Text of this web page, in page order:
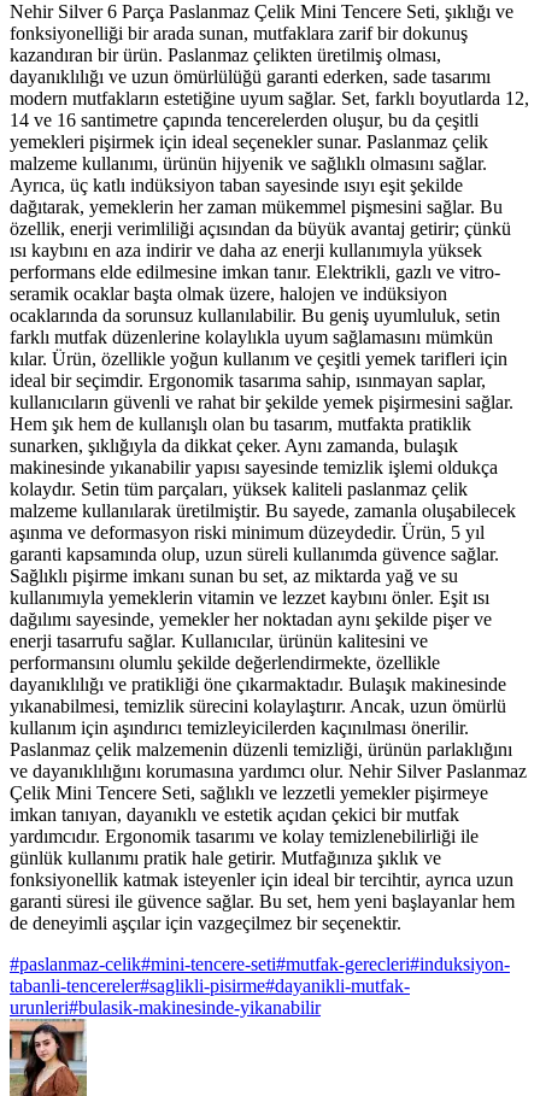
Nehir Silver 6 Parça Paslanmaz Çelik Mini Tencere Seti, şıklığı ve
fonksiyonelliği bir arada sunan, mutfaklara zarif bir dokunuş
kazandıran bir ürün. Paslanmaz çelikten üretilmiş olması,
dayanıklılığı ve uzun ömürlülüğü garanti ederken, sade tasarımı
modern mutfakların estetiğine uyum sağlar. Set, farklı boyutlarda 12,
14 ve 16 santimetre çapında tencerelerden oluşur, bu da çeşitli
yemekleri pişirmek için ideal seçenekler sunar. Paslanmaz çelik
malzeme kullanımı, ürünün hijyenik ve sağlıklı olmasını sağlar.
Ayrıca, üç katlı indüksiyon taban sayesinde ısıyı eşit şekilde
dağıtarak, yemeklerin her zaman mükemmel pişmesini sağlar. Bu
özellik, enerji verimliliği açısından da büyük avantaj getirir; çünkü
ısı kaybını en aza indirir ve daha az enerji kullanımıyla yüksek
performans elde edilmesine imkan tanır. Elektrikli, gazlı ve vitro-
seramik ocaklar başta olmak üzere, halojen ve indüksiyon
ocaklarında da sorunsuz kullanılabilir. Bu geniş uyumluluk, setin
farklı mutfak düzenlerine kolaylıkla uyum sağlamasını mümkün
kılar. Ürün, özellikle yoğun kullanım ve çeşitli yemek tarifleri için
ideal bir seçimdir. Ergonomik tasarıma sahip, ısınmayan saplar,
kullanıcıların güvenli ve rahat bir şekilde yemek pişirmesini sağlar.
Hem şık hem de kullanışlı olan bu tasarım, mutfakta pratiklik
sunarken, şıklığıyla da dikkat çeker. Aynı zamanda, bulaşık
makinesinde yıkanabilir yapısı sayesinde temizlik işlemi oldukça
kolaydır. Setin tüm parçaları, yüksek kaliteli paslanmaz çelik
malzeme kullanılarak üretilmiştir. Bu sayede, zamanla oluşabilecek
aşınma ve deformasyon riski minimum düzeydedir. Ürün, 5 yıl
garanti kapsamında olup, uzun süreli kullanımda güvence sağlar.
Sağlıklı pişirme imkanı sunan bu set, az miktarda yağ ve su
kullanımıyla yemeklerin vitamin ve lezzet kaybını önler. Eşit ısı
dağılımı sayesinde, yemekler her noktadan aynı şekilde pişer ve
enerji tasarrufu sağlar. Kullanıcılar, ürünün kalitesini ve
performansını olumlu şekilde değerlendirmekte, özellikle
dayanıklılığı ve pratikliği öne çıkarmaktadır. Bulaşık makinesinde
yıkanabilmesi, temizlik sürecini kolaylaştırır. Ancak, uzun ömürlü
kullanım için aşındırıcı temizleyicilerden kaçınılması önerilir.
Paslanmaz çelik malzemenin düzenli temizliği, ürünün parlaklığını
ve dayanıklılığını korumasına yardımcı olur. Nehir Silver Paslanmaz
Çelik Mini Tencere Seti, sağlıklı ve lezzetli yemekler pişirmeye
imkan tanıyan, dayanıklı ve estetik açıdan çekici bir mutfak
yardımcıdır. Ergonomik tasarımı ve kolay temizlenebilirliği ile
günlük kullanımı pratik hale getirir. Mutfağınıza şıklık ve
fonksiyonellik katmak isteyenler için ideal bir tercihtir, ayrıca uzun
garanti süresi ile güvence sağlar. Bu set, hem yeni başlayanlar hem
de deneyimli aşçılar için vazgeçilmez bir seçenektir.
#paslanmaz-celik#mini-tencere-seti#mutfak-gerecleri#induksiyon-
tabanli-tencereler#saglikli-pisirme#dayanikli-mutfak-
urunleri#bulasik-makinesinde-yikanabilir